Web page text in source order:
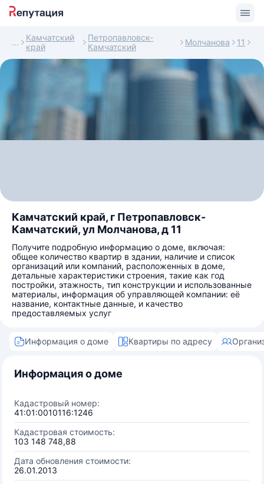
Камчатский
край
Петропавловск-
Камчатский
Молчанова 11
Камчатский край, г Петропавловск-
Камчатский, ул Молчанова, д 11
Получите подробную информацию о доме, включая:
общее количество квартир в здании, наличие и список
организаций или компаний, расположенных в доме,
детальные характеристики строения, такие как год
постройки, этажность, тип конструкции и использованные
материалы, информация об управляющей компании: её
название, контактные данные, и качество
предоставляемых услуг
Информация о доме Квартиры по адресу
Информация о доме
Кадастровый номер:
41:01:0010116:1246
Кадастровая стоимость:
103 148 748,88
Дата обновления стоимости:
26.01.2013